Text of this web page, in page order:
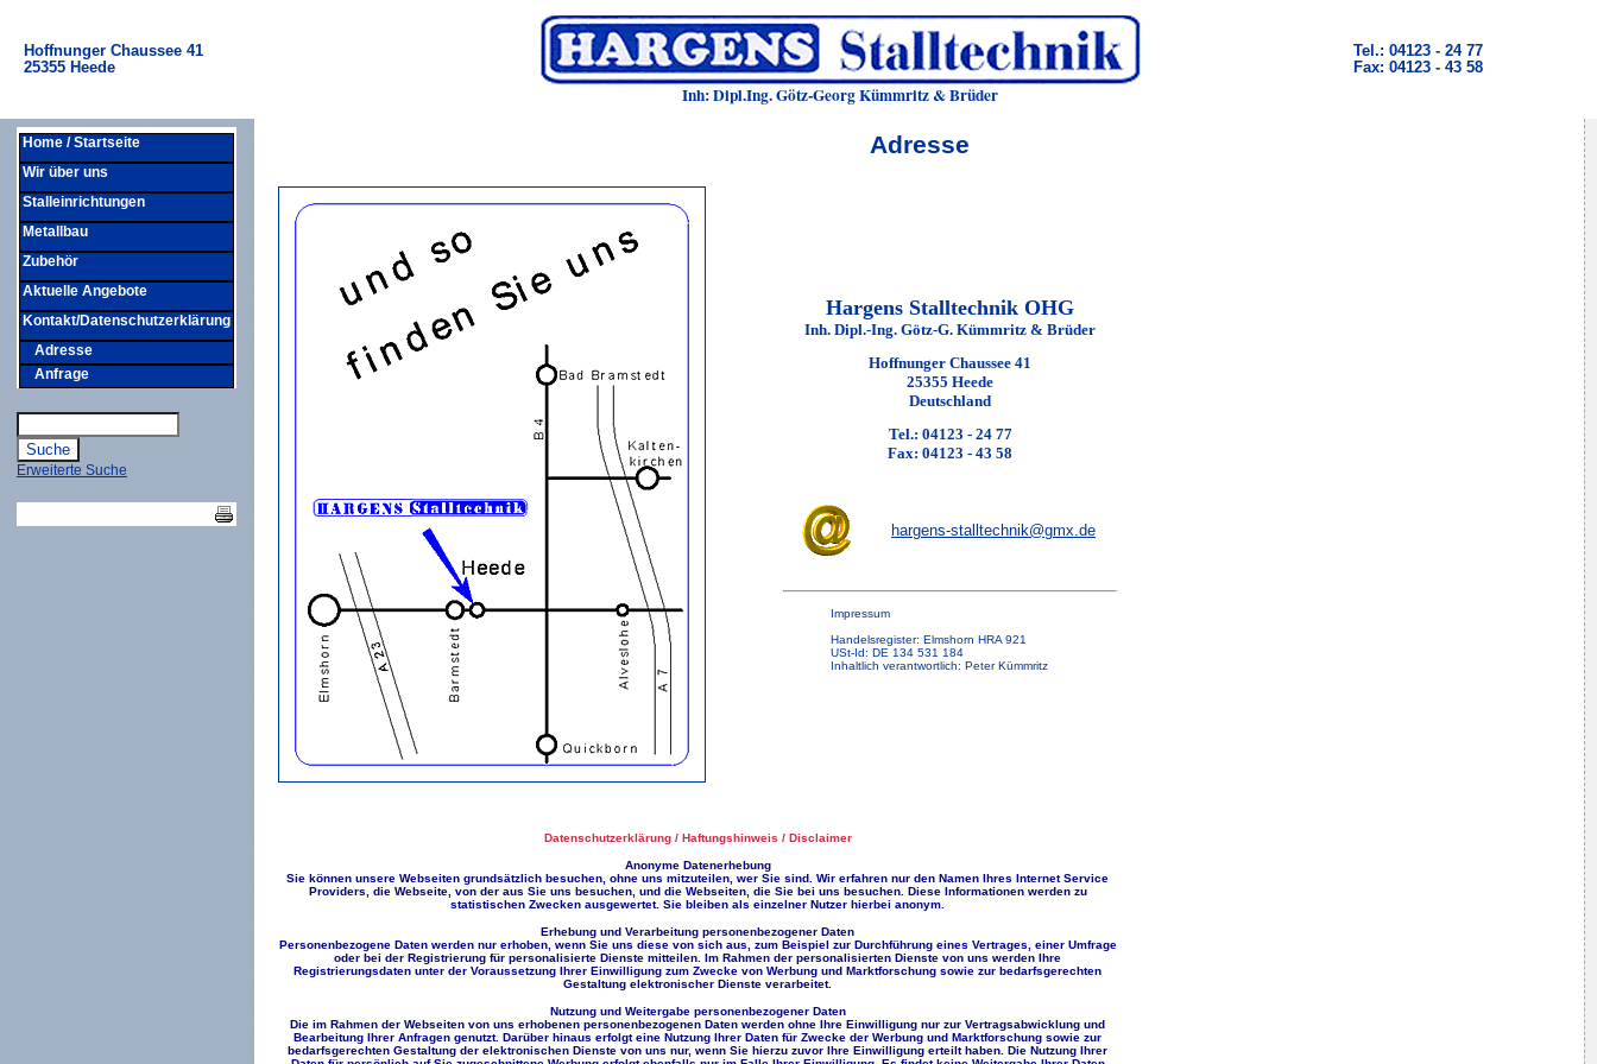
Hoffnunger Chaussee 41
25355 Heede
Inh: Dipl.Ing. Götz-Georg Kümmritz & Brüder
Tel.: 04123 - 24 77
Fax: 04123 - 43 58
Home / Startseite
Wir über uns
Stalleinrichtungen
Metallbau
Zubehör
Aktuelle Angebote
Kontakt/Datenschutzerklärung
Adresse
Anfrage
Erweiterte Suche
Adresse
Hargens Stalltechnik OHG
Inh. Dipl.-Ing. Götz-G. Kümmritz & Brüder
Hoffnunger Chaussee 41
25355 Heede
Deutschland
Tel.: 04123 - 24 77
Fax: 04123 - 43 58
hargens-stalltechnik@gmx.de
Impressum
Handelsregister: Elmshorn HRA 921
USt-Id: DE 134 531 184
Inhaltlich verantwortlich: Peter Kümmritz
Datenschutzerklärung / Haftungshinweis / Disclaimer
Anonyme Datenerhebung
Sie können unsere Webseiten grundsätzlich besuchen, ohne uns mitzuteilen, wer Sie sind. Wir erfahren nur den Namen Ihres Internet Service
Providers, die Webseite, von der aus Sie uns besuchen, und die Webseiten, die Sie bei uns besuchen. Diese Informationen werden zu
statistischen Zwecken ausgewertet. Sie bleiben als einzelner Nutzer hierbei anonym.
Erhebung und Verarbeitung personenbezogener Daten
Personenbezogene Daten werden nur erhoben, wenn Sie uns diese von sich aus, zum Beispiel zur Durchführung eines Vertrages, einer Umfrage
oder bei der Registrierung für personalisierte Dienste mitteilen. Im Rahmen der personalisierten Dienste von uns werden Ihre
Registrierungsdaten unter der Voraussetzung Ihrer Einwilligung zum Zwecke von Werbung und Marktforschung sowie zur bedarfsgerechten
Gestaltung elektronischer Dienste verarbeitet.
Nutzung und Weitergabe personenbezogener Daten
Die im Rahmen der Webseiten von uns erhobenen personenbezogenen Daten werden ohne Ihre Einwilligung nur zur Vertragsabwicklung und
Bearbeitung Ihrer Anfragen genutzt. Darüber hinaus erfolgt eine Nutzung Ihrer Daten für Zwecke der Werbung und Marktforschung sowie zur
bedarfsgerechten Gestaltung der elektronischen Dienste von uns nur, wenn Sie hierzu zuvor Ihre Einwilligung erteilt haben. Die Nutzung Ihrer